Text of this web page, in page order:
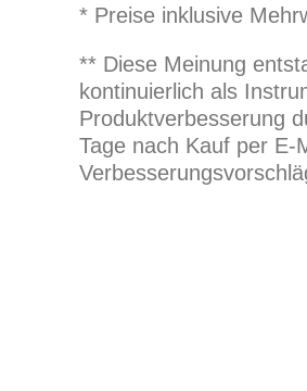
* Preise inklusive
** Diese Meinung
kontinuierlich als
Produktverbesserung
Tage nach Kauf per E-